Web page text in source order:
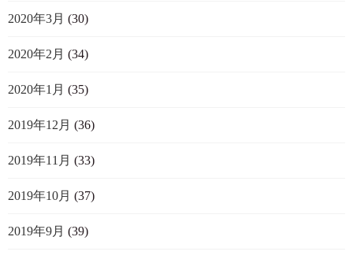
2020年3月 (30)
2020年2月 (34)
2020年1月 (35)
2019年12月 (36)
2019年11月 (33)
2019年10月 (37)
2019年9月 (39)